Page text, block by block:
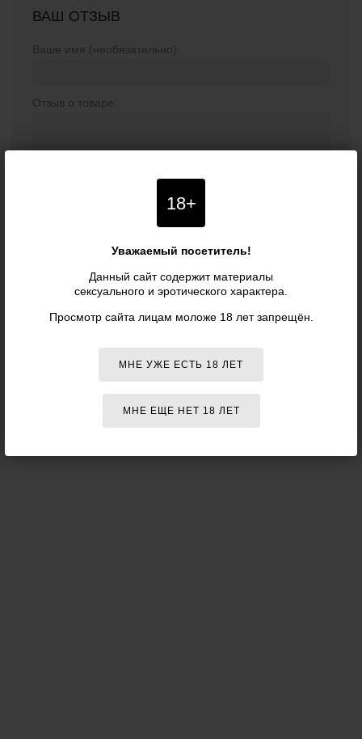
18+
Уважаемый посетитель!
Данный сайт содержит материалы
сексуального и эротического характера.
Просмотр сайта лицам моложе 18 лет запрещён.
МНЕ УЖЕ ЕСТЬ 18 ЛЕТ
МНЕ ЕЩЕ НЕТ 18 ЛЕТ
ВАШ ОТЗЫВ
Ваше имя (необязательно):
Отзыв о товаре:
ОТПРАВИТЬ